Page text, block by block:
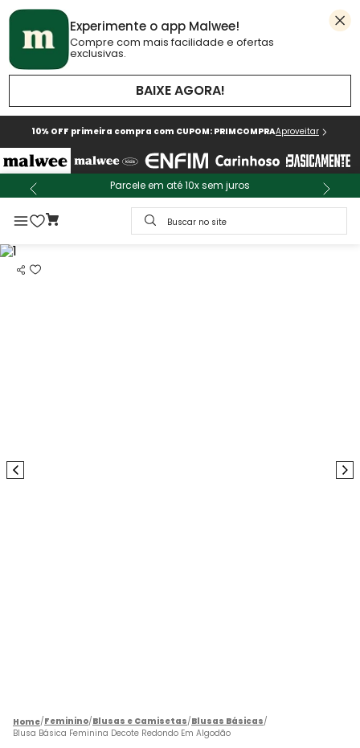
Experimente o app Malwee!
Compre com mais facilidade e ofertas
exclusivas.
BAIXE AGORA!
10% OFF primeira compra com CUPOM: PRIMCOMPRAAproveitar
Parcele em até 10x sem juros
Buscar no site
Feminino Blusas e Camisetas Blusas Básicas
Blusa Básica Feminina Decote Redondo Em Algodão